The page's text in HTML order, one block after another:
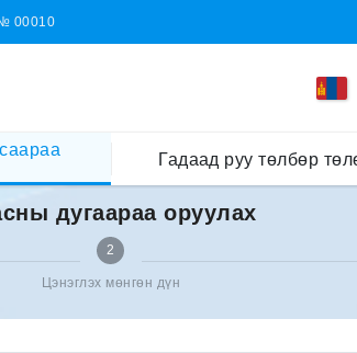
№ 00010
Гадаад руу төлбөр
дугаараа оруулах
2
Цэнэглэх мөнгөн дүн